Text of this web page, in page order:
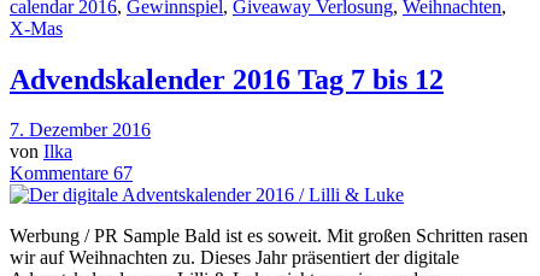
calendar 2016, Gewinnspiel, Giveaway Verlosung, Weihnachten,
X-Mas
Advendskalender 2016 Tag 7 bis 12
7. Dezember 2016
von Ilka
Kommentare 67
Werbung / PR Sample Bald ist es soweit. Mit großen Schritten rasen
wir auf Weihnachten zu. Dieses Jahr präsentiert der digitale